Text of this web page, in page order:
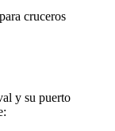
cruceros
y su puerto